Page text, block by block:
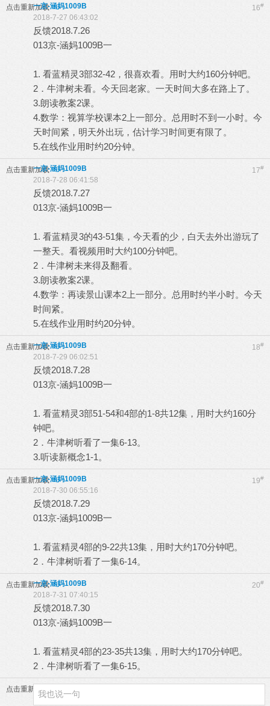
点击重新加载 16#
一京-涵妈1009B
2018-7-27 06:43:02
反馈2018.7.26
013京-涵妈1009B一
1. 看蓝精灵3部32-42，很喜欢看。用时大约160分钟吧。
2．牛津树未看。今天回老家。一天时间大多在路上了。
3.朗读教案2课。
4.数学：视算学校课本2上一部分。总用时不到一小时。今
天时间紧，明天外出玩，估计学习时间更有限了。
5.在线作业用时约20分钟。
点击重新加载 17#
一京-涵妈1009B
2018-7-28 06:41:58
反馈2018.7.27
013京-涵妈1009B一
1. 看蓝精灵3的43-51集，今天看的少，白天去外出游玩了
一整天。看视频用时大约100分钟吧。
2．牛津树未来得及翻看。
3.朗读教案2课。
4.数学：再读景山课本2上一部分。总用时约半小时。今天
时间紧。
5.在线作业用时约20分钟。
点击重新加载 18#
一京-涵妈1009B
2018-7-29 06:02:51
反馈2018.7.28
013京-涵妈1009B一
1. 看蓝精灵3部51-54和4部的1-8共12集，用时大约160分
钟吧。
2．牛津树听看了一集6-13。
3.听读新概念1-1。
点击重新加载 19#
一京-涵妈1009B
2018-7-30 06:55:16
反馈2018.7.29
013京-涵妈1009B一
1. 看蓝精灵4部的9-22共13集，用时大约170分钟吧。
2．牛津树听看了一集6-14。
点击重新加载 20#
一京-涵妈1009B
2018-7-31 07:40:15
反馈2018.7.30
013京-涵妈1009B一
1. 看蓝精灵4部的23-35共13集，用时大约170分钟吧。
2．牛津树听看了一集6-15。
点击重新加载